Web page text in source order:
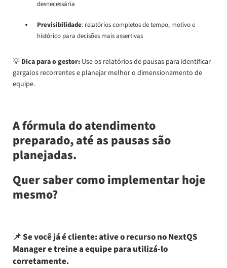
desnecessária
Previsibilidade: relatórios completos de tempo, motivo e
histórico para decisões mais assertivas
💡 Dica para o gestor: Use os relatórios de pausas para identificar
gargalos recorrentes e planejar melhor o dimensionamento de
equipe.
A fórmula do atendimento
preparado, até as pausas são
planejadas.
Quer saber como implementar hoje
mesmo?
📌Se você já é cliente: ative o recurso noNextQS
Managere treine a equipe para utilizá-lo
corretamente.